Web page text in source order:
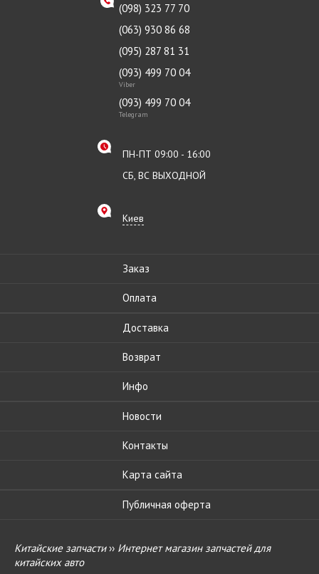
(098) 323 77 70
(063) 930 86 68
(095) 287 81 31
(093) 499 70 04
Viber
(093) 499 70 04
Telegram
ПН-ПТ 09:00 - 16:00
СБ, ВС ВЫХОДНОЙ
Киев
Заказ
Оплата
Доставка
Возврат
Инфо
Новости
Контакты
Карта сайта
Публичная оферта
Китайские запчасти›› Интернет магазин запчастей для
китайских авто